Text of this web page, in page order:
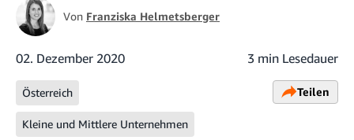
Von Franziska Helmetsberger
02. Dezember 2020 3 min Lesedauer
Österreich
Kleine und Mittlere Unternehmen
Teilen